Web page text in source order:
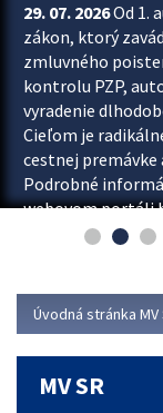
29. 07. 2026Od 1.
zákon, ktorý
zmluvného
kontrolu PZP,
vyradenie
Cieľom je
cestnej premávke
Podrobné
webovom portáli
ktorom od
Úvodná stránka MV
MV SR